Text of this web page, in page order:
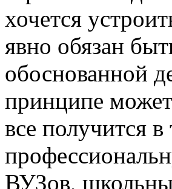
хочется
явно обязан
обоснованной
принципе
все получится
ВУЗов,